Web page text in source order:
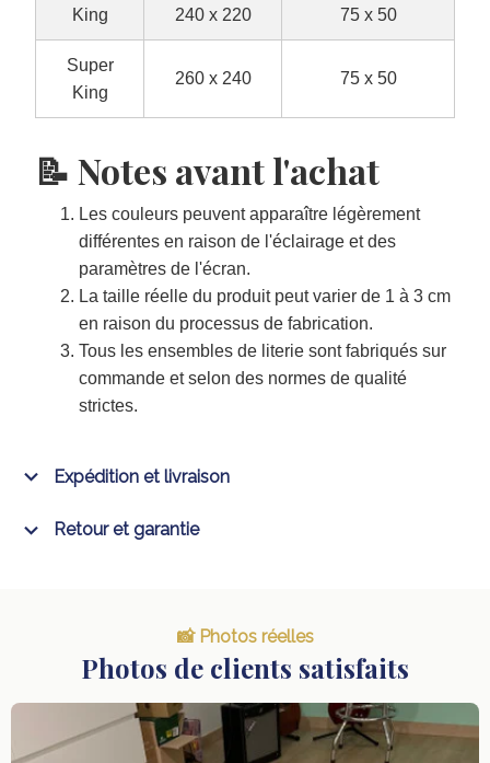
King 240 x 220 75 x 50
Super
King
260 x 240 75 x 50
📝 Notes avant l'achat
Les couleurs peuvent apparaître légèrement
différentes en raison de l'éclairage et des
paramètres de l'écran.
La taille réelle du produit peut varier de 1 à 3 cm
en raison du processus de fabrication.
Tous les ensembles de literie sont fabriqués sur
commande et selon des normes de qualité
strictes.
Expédition et livraison
Retour et garantie
📸 Photos réelles
Photos de clients satisfaits